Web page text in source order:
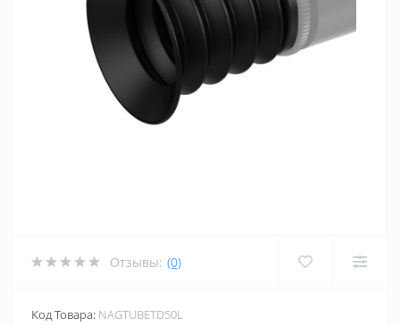
Отзывы: (0)
Код Товара: NAGTUBETD50L